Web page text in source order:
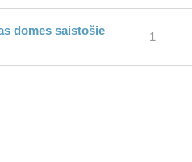
domes saistošie
1